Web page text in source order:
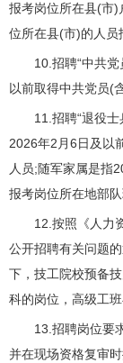
报考岗位所在县(市)
位所在县(市)的人员
10.招聘“中共党
以前取得中共党员(
11.招聘“退役士
2026年2月6日及以
人员;随军家属是指
报考岗位所在地部队
12.按照《人力资
公开招聘有关问题
下，技工院校预备
科的岗位，高级工
13.招聘岗位要求
并在现场资格复审